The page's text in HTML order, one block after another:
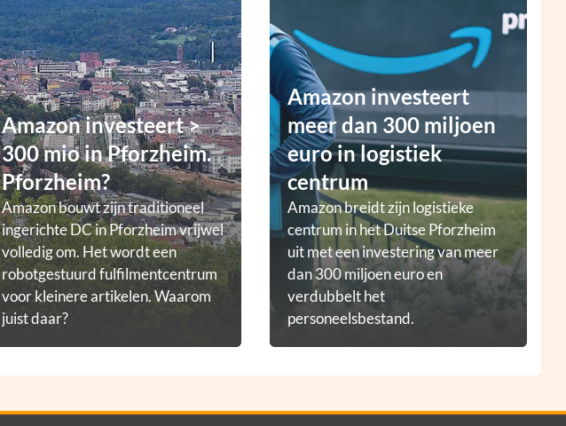
Amazon investeert >
300 mio in Pforzheim.
Pforzheim?
Amazon bouwt zijn traditioneel
ingerichte DC in Pforzheim vrijwel
volledig om. Het wordt een
robotgestuurd fulfilmentcentrum
voor kleinere artikelen. Waarom
juist daar?
Amazon investeert
meer dan 300 miljoen
euro in logistiek
centrum
Amazon breidt zijn logistieke
centrum in het Duitse Pforzheim
uit met een investering van meer
dan 300 miljoen euro en
verdubbelt het
personeelsbestand.